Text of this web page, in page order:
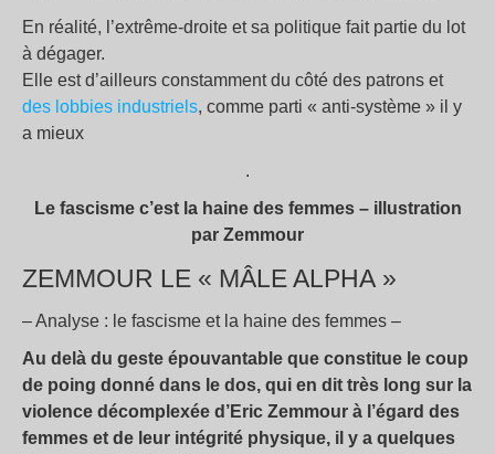
En réalité, l’extrême-droite et sa politique fait partie du lot
à dégager.
Elle est d’ailleurs constamment du côté des patrons et
des lobbies industriels, comme parti « anti-système » il y
a mieux
.
Le fascisme c’est la haine des femmes – illustration
par Zemmour
ZEMMOUR LE « MÂLE ALPHA »
– Analyse : le fascisme et la haine des femmes –
Au delà du geste épouvantable que constitue le coup
de poing donné dans le dos, qui en dit très long sur la
violence décomplexée d’Eric Zemmour à l’égard des
femmes et de leur intégrité physique, il y a quelques